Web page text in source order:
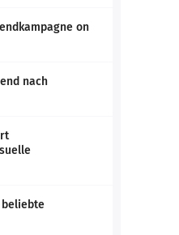
on
nach
beliebte